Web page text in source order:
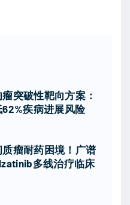
突破性靶向方案：
疾病进展风险
瘤耐药困境！广谱
多线治疗临床